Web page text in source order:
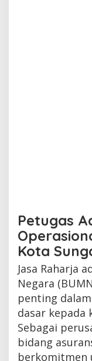
Petugas
Kota
Jasa Raharja
Negara
penting
dasar kepada
Sebagai
bidang
berkomitmen